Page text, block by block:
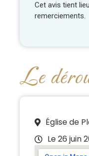
Cet avis tient
remerciements.
Le
Église de
Le 26 juin